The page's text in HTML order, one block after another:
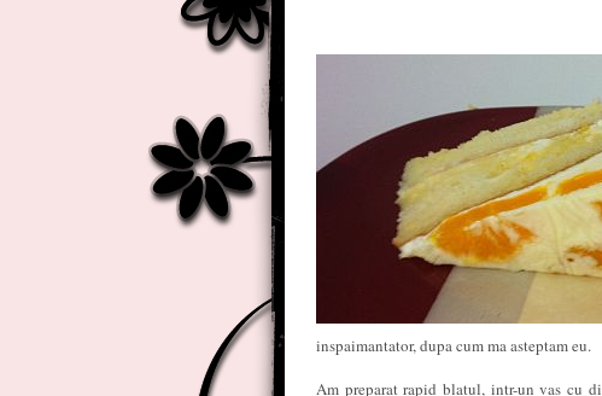
inspaimantator, dupa cum ma asteptam eu.
Am preparat rapid blatul, intr-un vas cu